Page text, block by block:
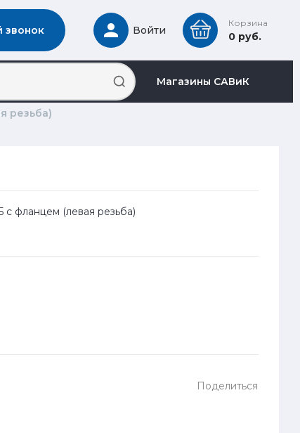
звонок Войти
Корзина
0 руб.
Магазины САВиК
резьба)
с фланцем (левая резьба)
Поделиться